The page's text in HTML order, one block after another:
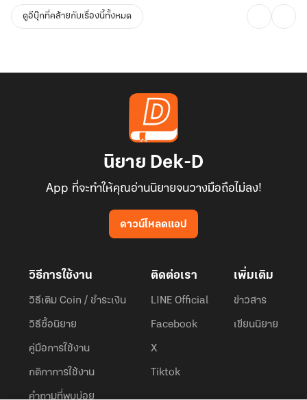
ดูอีบุ๊กที่คล้ายกับเรื่องนี้ทั้งหมด
นิยาย Dek-D
App ที่จะทำให้คุณอ่านนิยายจนวางมือถือไม่ลง!
ดาวน์โหลดแอป
วิธีการใช้งาน
วิธีเติม Coin / ชำระเงิน
วิธีซื้อนิยาย
คู่มือการใช้งาน
กติกาการใช้งาน
คำถามที่พบบ่อย
ติดต่อเรา
LINE Official
Facebook
X
Tiktok
เพิ่มเติม
ข่าวสาร
เขียนนิยาย